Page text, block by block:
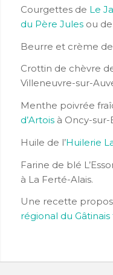
Courgettes de Le
du Père Julesou de
Beurre et crème de
Crottin de chèvre
Villeneuvre-sur-
Menthe poivrée
d’Artoisà Oncy-sur-
Huile de l’Huilerie
Farine de blé
à La Ferté-Alais.
Une recette
régional du Gâtinais